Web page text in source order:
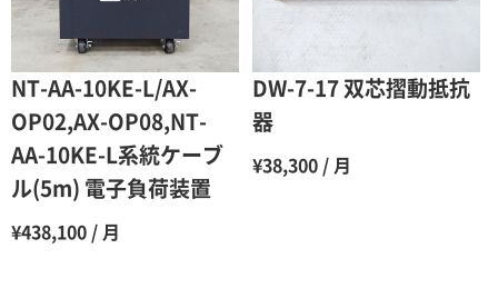
6ヶ月 65％（割引率35％）
7ヶ月
8ヶ月 55％（割引率45％）
9ヶ月
10ヶ月
NT-AA-10KE-L/AX-
OP02,AX-OP08,NT-
AA-10KE-L系統ケーブ
ル(5m) 電子負荷装置
¥438,100 / 月
DW-7-17 双芯摺動抵抗
器
¥38,300 / 月